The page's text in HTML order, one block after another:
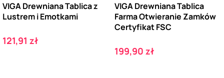
VIGA Drewniana Tablica z
Lustrem i Emotkami
Cena
121,91 zł
VIGA Drewniana Tablica
Farma Otwieranie Zamków
Certyfikat FSC
Cena
199,90 zł